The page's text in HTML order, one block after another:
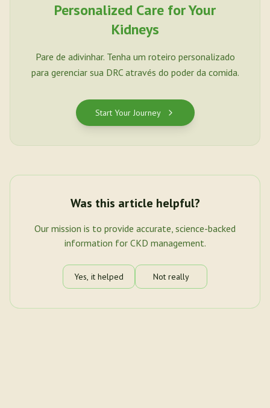
Personalized Care for Your
Kidneys
Pare de adivinhar. Tenha um roteiro personalizado
para gerenciar sua DRC através do poder da comida.
Start Your Journey
Was this article helpful?
Our mission is to provide accurate, science-backed
information for CKD management.
Yes, it helped Not really